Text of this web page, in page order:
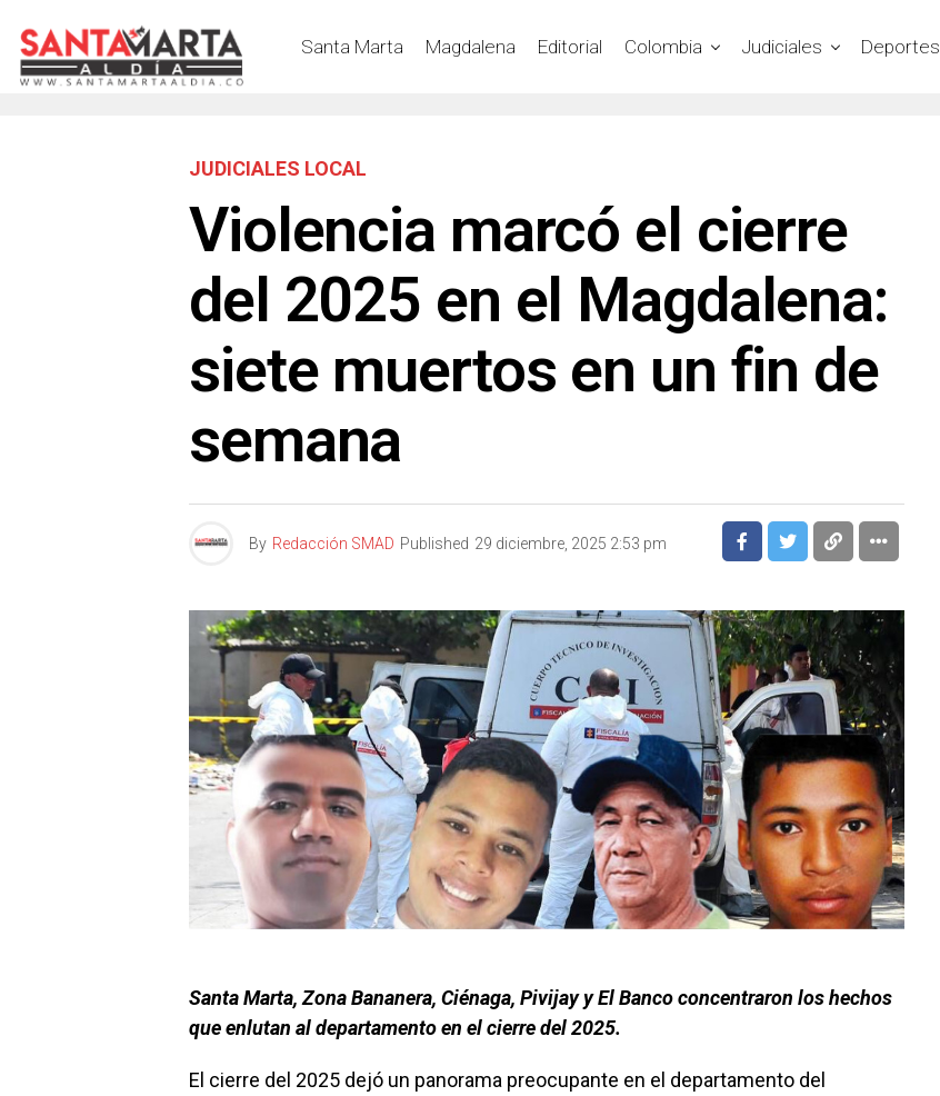
Santa Marta Magdalena Editorial Colombia Judiciales Deportes
JUDICIALES LOCAL
Violencia marcó el cierre
del 2025 en el Magdalena:
siete muertos en un fin de
semana
By Redacción SMAD Published 29 diciembre, 2025 2:53 pm
Santa Marta, Zona Bananera, Ciénaga, Pivijay y El Banco concentraron los hechos
que enlutan al departamento en el cierre del 2025.
El cierre del 2025 dejó un panorama preocupante en el departamento del